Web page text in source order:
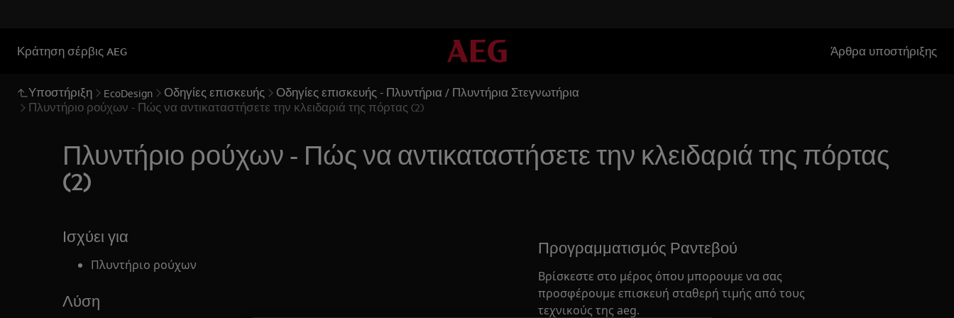
Κράτηση σέρβις AEG Άρθρα υποστήριξης
Υποστήριξη EcoDesign Οδηγίες επισκευής
Οδηγίες επισκευής - Πλυντήρια / Πλυντήρια Στεγνωτήρια
Πλυντήριο ρούχων - Πώς να αντικαταστήσετε την κλειδαριά της πόρτας (2)
Πλυντήριο ρούχων - Πώς να αντικαταστήσετε την κλειδαριά της πόρτας
(2)
Ισχύει για
Πλυντήριο ρούχων
Λύση
Προγραμματισμός Ραντεβού
Βρίσκεστε στο μέρος όπου μπορουμε να σας
προσφέρουμε επισκευή σταθερή τιμής από τους
τεχνικούς της aeg.